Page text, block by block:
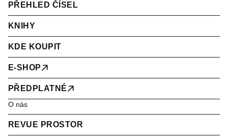
PŘEHLED ČÍSEL
KNIHY
KDE KOUPIT
E-SHOP
PŘEDPLATNÉ
O nás
REVUE PROSTOR